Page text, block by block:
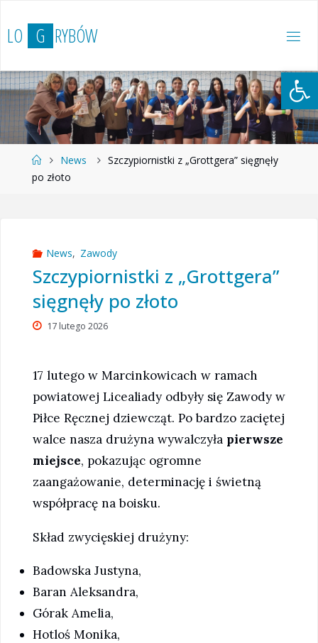
do
treści
LO G RYBÓW
Strona
główna
News
Szczypiornistki z „Grottgera” sięgnęły
po złoto
News, Zawody
Szczypiornistki z „Grottgera”
sięgnęły po złoto
17 lutego 2026
17 lutego w Marcinkowicach w ramach
powiatowej Licealiady odbyły się Zawody w
Piłce Ręcznej dziewcząt. Po bardzo zaciętej
walce nasza drużyna wywalczyła pierwsze
miejsce, pokazując ogromne
zaangażowanie, determinację i świetną
współpracę na boisku.
Skład zwycięskiej drużyny:
Badowska Justyna,
Baran Aleksandra,
Górak Amelia,
Hotloś Monika,